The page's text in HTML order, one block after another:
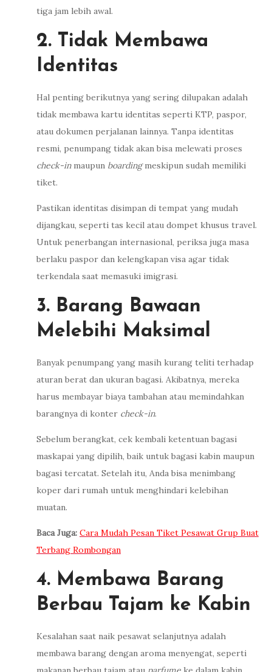
tiga jam lebih awal.
2. Tidak Membawa
Identitas
Hal penting berikutnya yang sering dilupakan adalah
tidak membawa kartu identitas seperti KTP, paspor,
atau dokumen perjalanan lainnya. Tanpa identitas
resmi, penumpang tidak akan bisa melewati proses
check-inmaupun boardingmeskipun sudah memiliki
tiket.
Pastikan identitas disimpan di tempat yang mudah
dijangkau, seperti tas kecil atau dompet khusus travel.
Untuk penerbangan internasional, periksa juga masa
berlaku paspor dan kelengkapan visa agar tidak
terkendala saat memasuki imigrasi.
3. Barang Bawaan
Melebihi Maksimal
Banyak penumpang yang masih kurang teliti terhadap
aturan berat dan ukuran bagasi. Akibatnya, mereka
harus membayar biaya tambahan atau memindahkan
barangnya di konter check-in.
Sebelum berangkat, cek kembali ketentuan bagasi
maskapai yang dipilih, baik untuk bagasi kabin maupun
bagasi tercatat. Setelah itu, Anda bisa menimbang
koper dari rumah untuk menghindari kelebihan
muatan.
Baca Juga: Cara Mudah Pesan Tiket Pesawat Grup Buat
Terbang Rombongan
4. Membawa Barang
Berbau Tajam ke Kabin
Kesalahan saat naik pesawat selanjutnya adalah
membawa barang dengan aroma menyengat, seperti